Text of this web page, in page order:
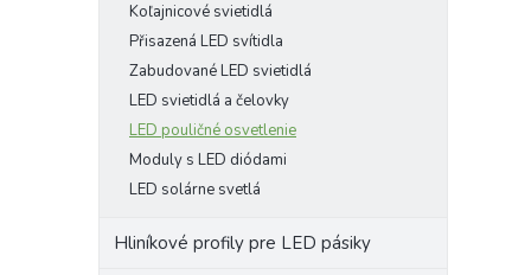
Koľajnicové svietidlá
Přisazená LED svítidla
Zabudované LED svietidlá
LED svietidlá a čelovky
LED pouličné osvetlenie
Moduly s LED diódami
LED solárne svetlá
Hliníkové profily pre LED pásiky